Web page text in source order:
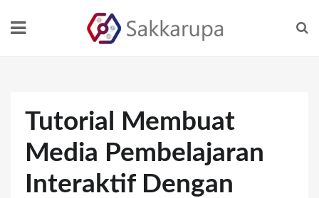
Tutorial Membuat
Media Pembelajaran
Interaktif Dengan